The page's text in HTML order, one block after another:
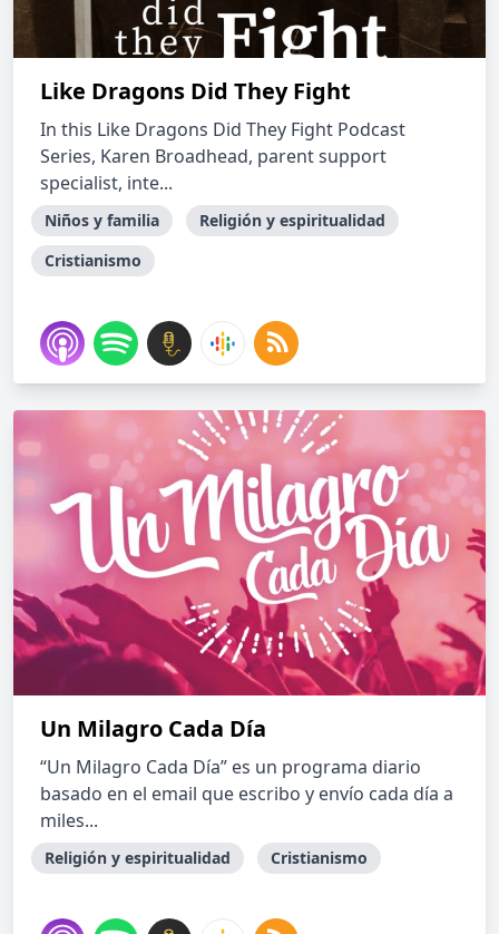
Like Dragons Did They Fight
In this Like Dragons Did They Fight Podcast
Series, Karen Broadhead, parent support
specialist, inte...
Niños y familia
Religión y espiritualidad
Cristianismo
Un Milagro Cada Día
“Un Milagro Cada Día” es un programa diario
basado en el email que escribo y envío cada día a
miles...
Religión y espiritualidad Cristianismo